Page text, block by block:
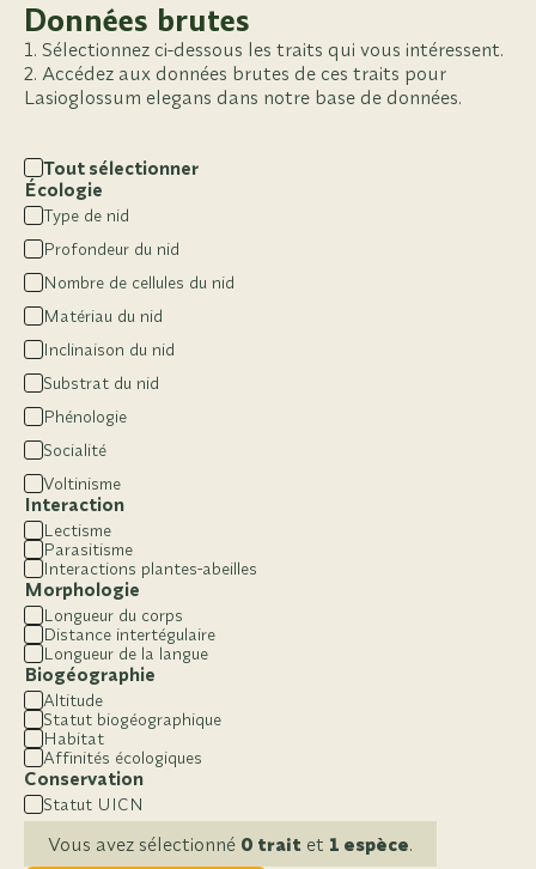
Données brutes
Sélectionnez ci-dessous les traits qui vous intéressent.
Accédez aux données brutes de ces traits pour
Lasioglossum elegans dans notre base de données.
Tout sélectionner
Écologie
Type de nid
Profondeur du nid
Nombre de cellules du nid
Matériau du nid
Inclinaison du nid
Substrat du nid
Phénologie
Socialité
Voltinisme
Interaction
Lectisme
Parasitisme
Interactions plantes-abeilles
Morphologie
Longueur du corps
Distance intertégulaire
Longueur de la langue
Biogéographie
Altitude
Statut biogéographique
Habitat
Affinités écologiques
Conservation
Statut UICN
Vous avez sélectionné 0 trait et 1 espèce.